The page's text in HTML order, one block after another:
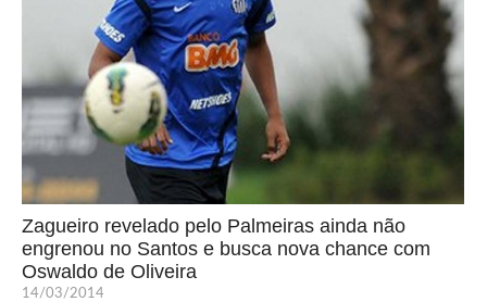
Zagueiro revelado pelo Palmeiras ainda não
engrenou no Santos e busca nova chance com
Oswaldo de Oliveira
14/03/2014